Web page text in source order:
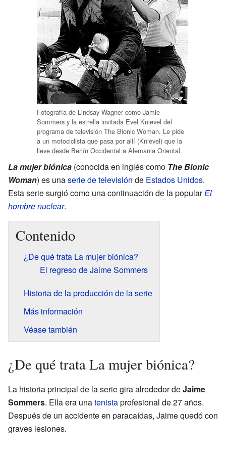
Fotografía de Lindsay Wagner como Jamie
Sommers y la estrella invitada Evel Knievel del
programa de televisión The Bionic Woman. Le pide
a un motociclista que pasa por allí (Knievel) que la
lleve desde Berlín Occidental a Alemania Oriental.
La mujer biónica (conocida en inglés como The Bionic
Woman) es unaserie de televisión de Estados Unidos.
Esta serie surgió como una continuación de la popularEl
hombre nuclear.
Contenido
¿De qué trata La mujer biónica?
El regreso de Jaime Sommers
Historia de la producción de la serie
Más información
Véase también
¿De qué trata La mujer biónica?
La historia principal de la serie gira alrededor deJaime
Sommers. Ella era unatenistaprofesional de 27 años.
Después de un accidente en paracaídas, Jaime quedó con
graves lesiones.